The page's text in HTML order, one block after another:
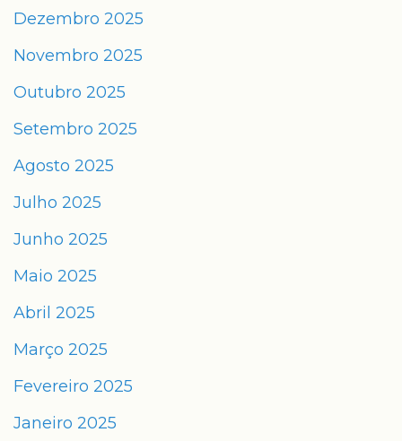
Dezembro 2025
Novembro 2025
Outubro 2025
Setembro 2025
Agosto 2025
Julho 2025
Junho 2025
Maio 2025
Abril 2025
Março 2025
Fevereiro 2025
Janeiro 2025